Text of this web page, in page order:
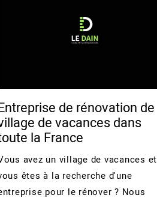
de rénovation de
de vacances dans
la France
avez un village de vacances et
êtes à la recherche d'une
pour le rénover ? Nous